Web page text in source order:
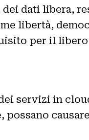
dati libera,
libertà,
per il
servizi in
possano